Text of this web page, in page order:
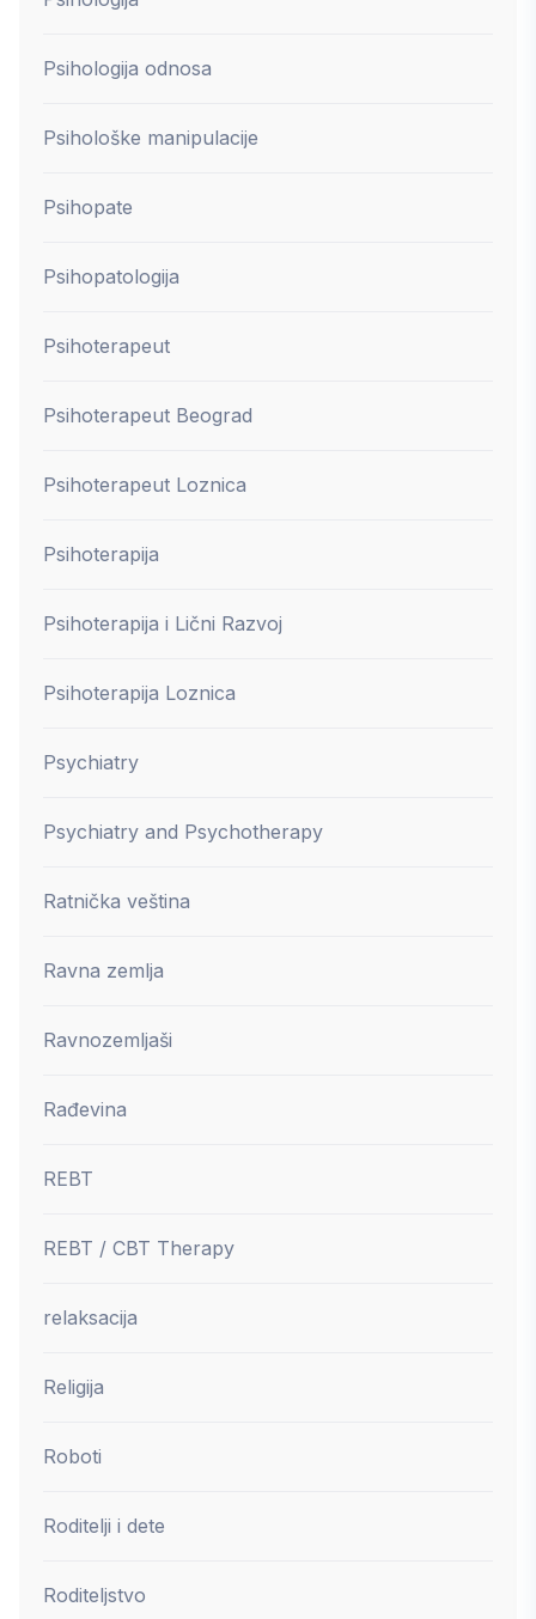
Psihologija odnosa
Psihološke manipulacije
Psihopate
Psihopatologija
Psihoterapeut
Psihoterapeut Beograd
Psihoterapeut Loznica
Psihoterapija
Psihoterapija i Lični Razvoj
Psihoterapija Loznica
Psychiatry
Psychiatry and Psychotherapy
Ratnička veština
Ravna zemlja
Ravnozemljaši
Rađevina
REBT
REBT / CBT Therapy
relaksacija
Religija
Roboti
Roditelji i dete
Roditeljstvo